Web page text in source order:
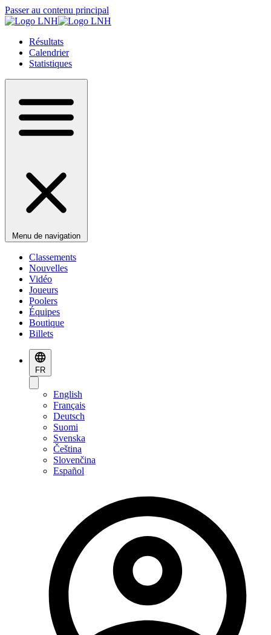
Passer au contenu principal
Résultats
Calendrier
Statistiques
Menu de navigation
Classements
Nouvelles
Vidéo
Joueurs
Poolers
Équipes
Boutique
Billets
FR
English
Français
Deutsch
Suomi
Svenska
Čeština
Slovenčina
Español